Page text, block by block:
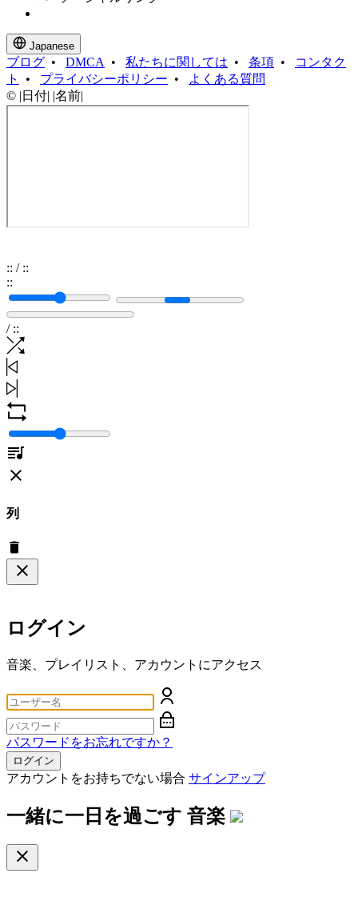
Japanese
ブログ • DMCA • 私たちに関しては • 条項 •
コンタク
ト
• プライバシーポリシー •
よくある質問
© |日付| |名前|
:: / ::
::
/ ::
列
ログイン
音楽、プレイリスト、アカウントにアクセス
パスワードをお忘れですか？
ログイン
アカウントをお持ちでない場合 サインアップ
一緒に一日を過ごす 音楽